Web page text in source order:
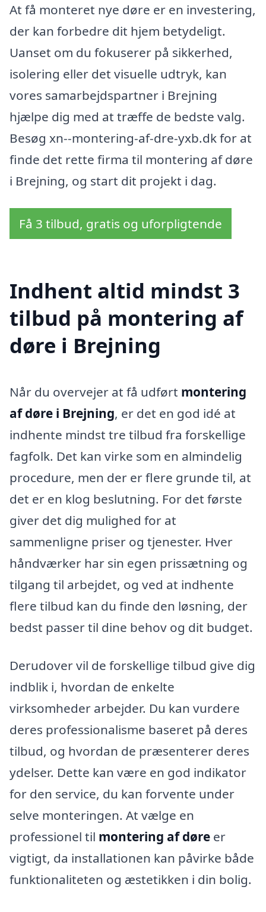
At få monteret nye døre er en investering,
der kan forbedre dit hjem betydeligt.
Uanset om du fokuserer på sikkerhed,
isolering eller det visuelle udtryk, kan
vores samarbejdspartner i Brejning
hjælpe dig med at træffe de bedste valg.
Besøg xn--montering-af-dre-yxb.dk for at
finde det rette firma til montering af døre
i Brejning, og start dit projekt i dag.
Få 3 tilbud, gratis og uforpligtende
Indhent altid mindst 3
tilbud på montering af
døre i Brejning
Når du overvejer at få udført montering
af døre i Brejning, er det en god idé at
indhente mindst tre tilbud fra forskellige
fagfolk. Det kan virke som en almindelig
procedure, men der er flere grunde til, at
det er en klog beslutning. For det første
giver det dig mulighed for at
sammenligne priser og tjenester. Hver
håndværker har sin egen prissætning og
tilgang til arbejdet, og ved at indhente
flere tilbud kan du finde den løsning, der
bedst passer til dine behov og dit budget.
Derudover vil de forskellige tilbud give dig
indblik i, hvordan de enkelte
virksomheder arbejder. Du kan vurdere
deres professionalisme baseret på deres
tilbud, og hvordan de præsenterer deres
ydelser. Dette kan være en god indikator
for den service, du kan forvente under
selve monteringen. At vælge en
professionel til montering af døre er
vigtigt, da installationen kan påvirke både
funktionaliteten og æstetikken i din bolig.